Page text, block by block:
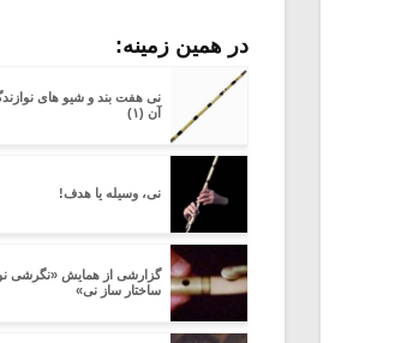
در همین زمینه:
نی هفت بند و شیو های
آن (۱)
نی، وسیله یا هدف!
گزارشی از همایش «نگرشی
ساختار ساز نی»